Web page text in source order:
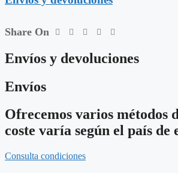
Share On
Envíos y devoluciones
Envíos
Ofrecemos varios métodos
coste varía según el país de
Consulta condiciones